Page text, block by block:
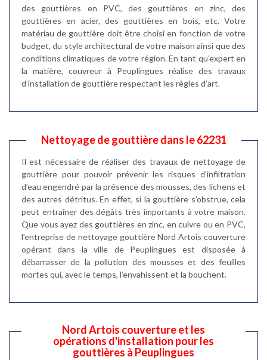
des gouttières en PVC, des gouttières en zinc, des
gouttières en acier, des gouttières en bois, etc. Votre
matériau de gouttière doit être choisi en fonction de votre
budget, du style architectural de votre maison ainsi que des
conditions climatiques de votre région. En tant qu’expert en
la matière, couvreur à Peuplingues réalise des travaux
d’installation de gouttière respectant les règles d’art.
Nettoyage de gouttière dans le 62231
Il est nécessaire de réaliser des travaux de nettoyage de
gouttière pour pouvoir prévenir les risques d’infiltration
d’eau engendré par la présence des mousses, des lichens et
des autres détritus. En effet, si la gouttière s’obstrue, cela
peut entraîner des dégâts très importants à votre maison.
Que vous ayez des gouttières en zinc, en cuivre ou en PVC,
l’entreprise de nettoyage gouttière Nord Artois couverture
opérant dans la ville de Peuplingues est disposée à
débarrasser de la pollution des mousses et des feuilles
mortes qui, avec le temps, l’envahissent et la bouchent.
Nord Artois couverture et les
opérations d'installation pour les
gouttières à Peuplingues